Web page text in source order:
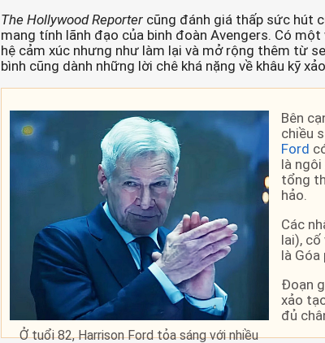
The Hollywood Reporter cũng đánh giá thấp sức hút
mang tính lãnh đạo của binh đoàn Avengers. Có
hệ cảm xúc nhưng như làm lại và mở rộng thêm từ
bình cũng dành những lời chê khá nặng về khâu kỹ
Ở tuổi 82, Harrison Ford tỏa sáng với nhiều
Bên
chiều
Ford
là
tổng
hảo.
Các
lai), cố
là Góa
Đoạn
xảo
đủ